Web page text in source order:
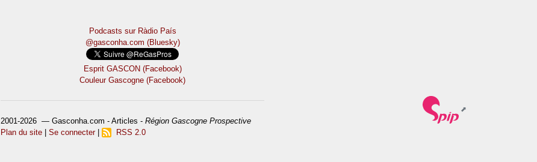
Podcasts sur Ràdio País
@gasconha.com (Bluesky)
Esprit GASCON (Facebook)
Couleur Gascogne (Facebook)
2001-2026 — Gasconha.com - Articles - Région Gascogne Prospective
Plan du site
Se connecter| RSS 2.0